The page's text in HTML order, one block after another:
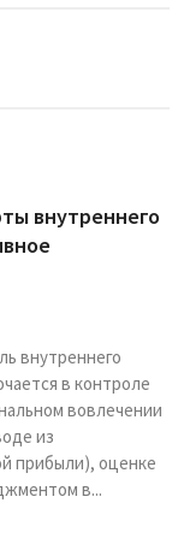
внутреннего
внутреннего
в контроле
вовлечении
из
прибыли), оценке
в...